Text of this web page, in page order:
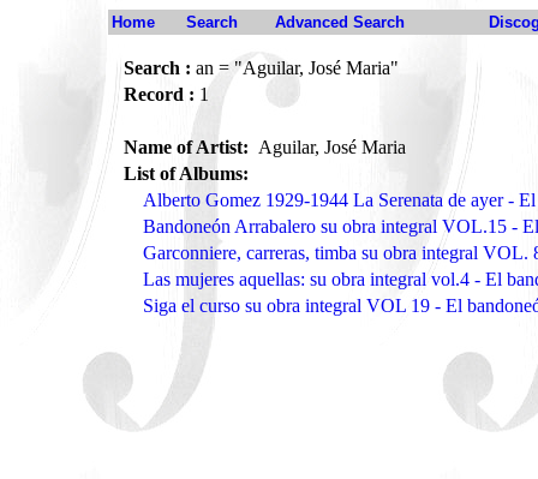
Home Search Advanced Search
Search : an = "Aguilar, José Maria"
Record : 1
Name of Artist: Aguilar, José Maria
List of Albums:
Alberto Gomez 1929-1944 La Serenata de ayer -
Bandoneón Arrabalero su obra integral VOL.15 -
Garconniere, carreras, timba su obra integral
Las mujeres aquellas: su obra integral vol.4 - El
Siga el curso su obra integral VOL 19 - El